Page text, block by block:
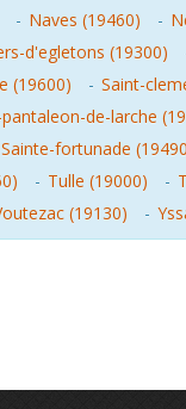
- Naves (19460) -
d'egletons (19300)
(19600) - Saint-
de-larche
Sainte-fortunade
- Tulle (19000) -
(19130) -